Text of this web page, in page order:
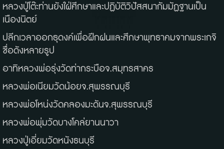
หลวงปู่โต๊ะท่านยังใฝ่ศึกษาและปฏิบัติวิปัสสนากัมมัฏฐานเป็น
เนืองนิตย์
ปลีกเวลาออกธุดงค์เพื่อฝึกฝนและศึกษาพุทธาคมจากพระเกจิ
ชื่อดังหลายรูป
อาทิหลวงพ่อรุ่งวัดท่ากระบือจ.สมุทรสาคร
หลวงพ่อเนียมวัดน้อยจ.สุพรรณบุรี
หลวงพ่อโหน่งวัดคลองมะดันจ.สุพรรณบุรี
หลวงพ่อพุ่มวัดบางโคล่ยานนาวา
หลวงปู่เอี่ยมวัดหนังธนบุรี